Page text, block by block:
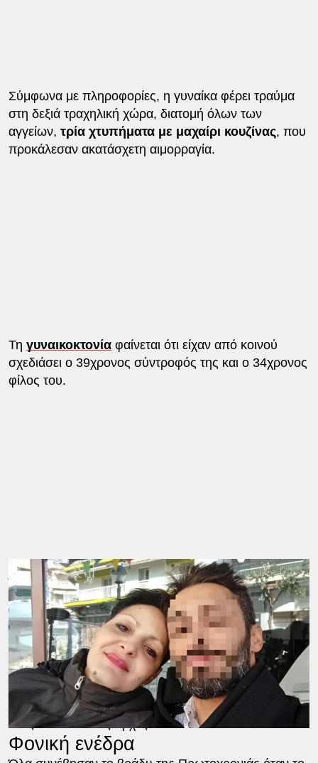
Σύμφωνα με πληροφορίες, η γυναίκα φέρει τραύμα
στη δεξιά τραχηλική χώρα, διατομή όλων των
αγγείων, τρία χτυπήματα με μαχαίρι κουζίνας, που
προκάλεσαν ακατάσχετη αιμορραγία.
Τη γυναικοκτονίαφαίνεται ότι είχαν από κοινού
σχεδιάσει ο 39χρονος σύντροφός της και ο 34χρονος
φίλος του.
Όπως προέκυψε από την προανάκριση του
Τμήματος Εγκλημάτων κατά Ζωής της Ασφάλειας
Θεσσαλονίκης, οι δύο κατηγορούμενοι ως δράστες
την σκότωσαν χτυπώντας την με μαχαίρι στο
λαιμό.
Και οι δύο συλληφθέντες φέρεται να υποστηρίζουν
ότι το κίνητρό τους ήταν η ληστεία, όμως κάτι
«στράβωσε» και σκότωσαν τη γυναίκα για να μην
τους «δώσει» στις Αρχές.
Φονική ενέδρα